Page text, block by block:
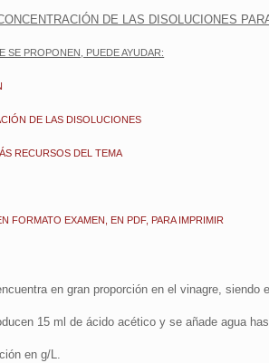
DE LAS DISOLUCIONES
SE PROPONEN, PUEDE AYUDAR:
DE LAS DISOLUCIONES
RECURSOS DEL TEMA
FORMATO EXAMEN, EN PDF, PARA IMPRIMIR
en gran proporción en el vinagre,
15 ml de ácido acético y se añade agua
en g/L.